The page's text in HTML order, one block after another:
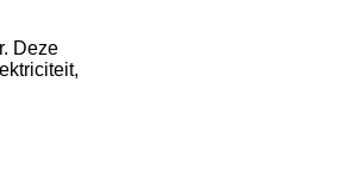
Deze